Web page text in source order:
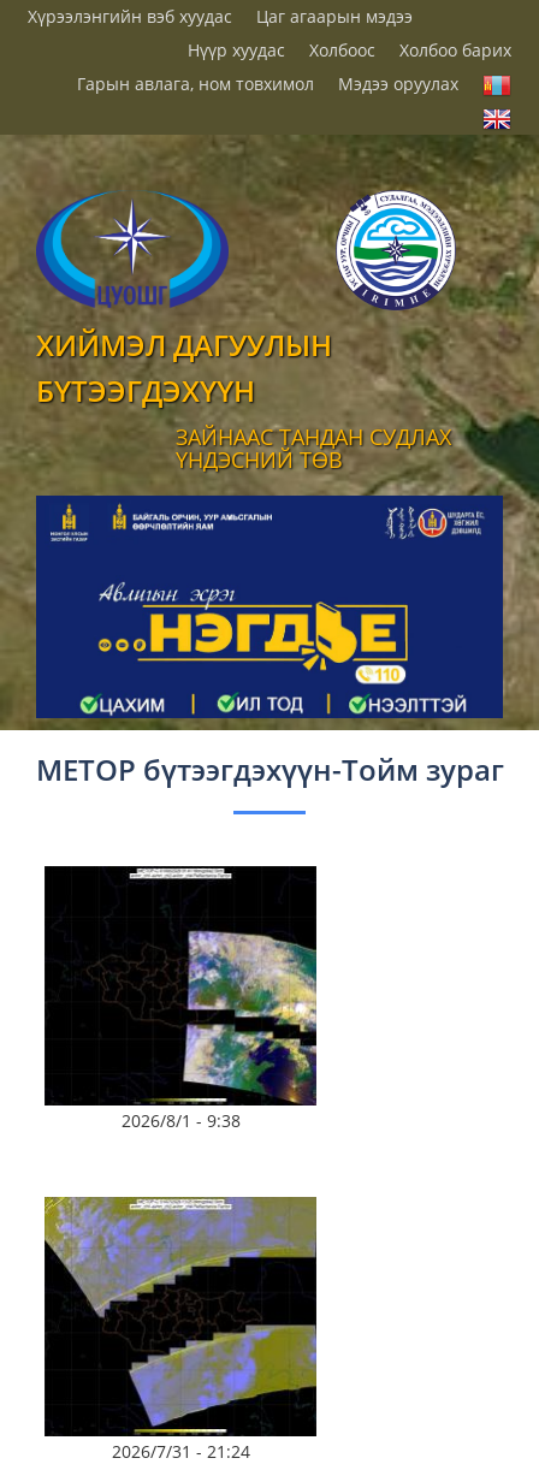
Хүрээлэнгийн вэб хуудас
Цаг агаарын мэдээ
Нүүр хуудас
Холбоос
Холбоо барих
Гарын авлага, ном товхимол
Мэдээ оруулах
ХИЙМЭЛ ДАГУУЛЫН
БҮТЭЭГДЭХҮҮН
ЗАЙНААС ТАНДАН СУДЛАХ
ҮНДЭСНИЙ ТӨВ
METOP бүтээгдэхүүн-Тойм зураг
2026/8/1 - 9:38
2026/7/31 - 21:24